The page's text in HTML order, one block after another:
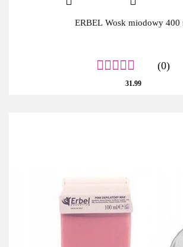
ERBEL Wosk miodowy 400
(0)
31.99